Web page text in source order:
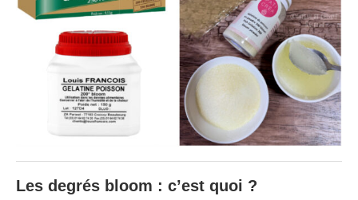
Les degrés bloom : c’est quoi ?